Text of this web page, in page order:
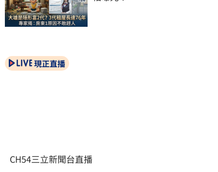
現正直播
CH54三立新聞台直播